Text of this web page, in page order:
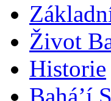
Život
Historie